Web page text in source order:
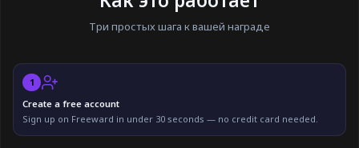
Три простых шага к вашей награде
1
Create a free account
Sign up on Freeward in under 30 seconds — no credit card needed.